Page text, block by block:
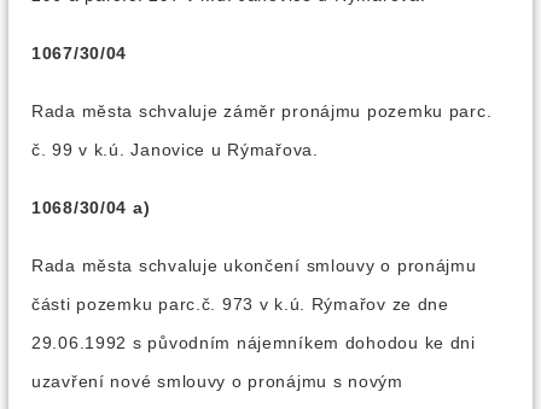
1067/30/04
Rada města schvaluje záměr pronájmu pozemku parc.
č. 99 v k.ú. Janovice u Rýmařova.
1068/30/04 a)
Rada města schvaluje ukončení smlouvy o pronájmu
části pozemku parc.č. 973 v k.ú. Rýmařov ze dne
29.06.1992 s původním nájemníkem dohodou ke dni
uzavření nové smlouvy o pronájmu s novým